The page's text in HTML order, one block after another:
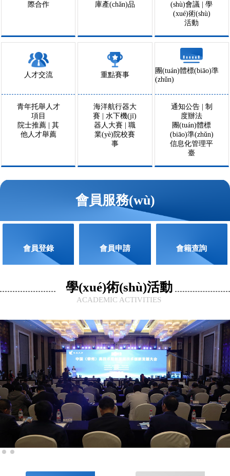
際合作 庫產(chǎn)品 (shù)會議 |學
(xué)術(shù)
活動
人才交流
青年托舉人才
項目
院士推薦 |其
他人才舉薦
重點賽事
海洋航行器大
賽 |水下機(jī)
器人大賽 |職
業(yè)院校賽
事
團(tuán)體標(biāo)準
(zhǔn)
通知公告| 制
度辦法
團(tuán)體標
(biāo)準(zhǔn)
信息化管理平
臺
會員服務(wù)
會員登錄 會員申請 會籍查詢
學(xué)術(shù)活動
ACADEMIC ACTIVITIES